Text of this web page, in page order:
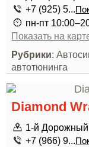
+7 (925) 5...
пн-пт
Показать на
Рубрики:
автотюнинга
Diamond
1-й Дорожный
+7 (966) 9...